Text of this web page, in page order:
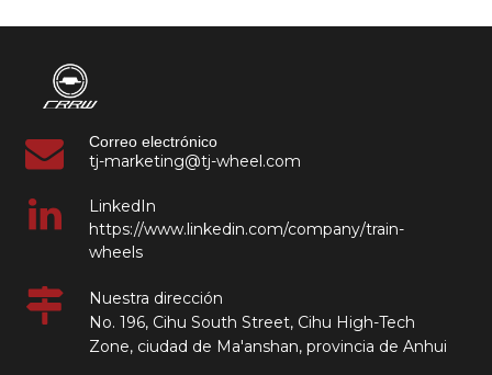
Correo electrónico
tj-marketing@tj-wheel.com
LinkedIn
https://www.linkedin.com/company/train-
wheels
Nuestra dirección
No. 196, Cihu South Street, Cihu High-Tech
Zone, ciudad de Ma'anshan, provincia de Anhui